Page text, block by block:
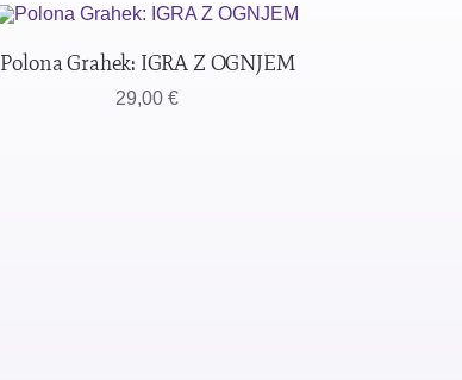
Polona Grahek: IGRA Z OGNJEM
29,00€